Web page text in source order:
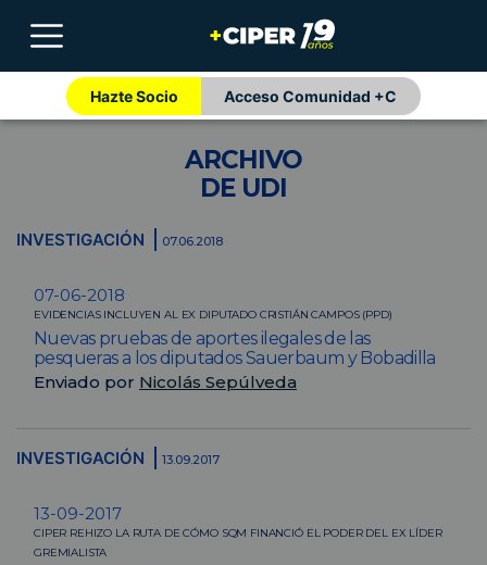
Hazte Socio Acceso Comunidad +C
ARCHIVO
DE UDI
INVESTIGACIÓN 07.06.2018
07-06-2018
EVIDENCIAS INCLUYEN AL EX DIPUTADO CRISTIÁN CAMPOS (PPD)
Nuevas pruebas de aportes ilegales de las
pesqueras a los diputados Sauerbaum y Bobadilla
Enviado por Nicolás Sepúlveda
INVESTIGACIÓN 13.09.2017
13-09-2017
CIPER REHIZO LA RUTA DE CÓMO SQM FINANCIÓ EL PODER DEL EX LÍDER
GREMIALISTA